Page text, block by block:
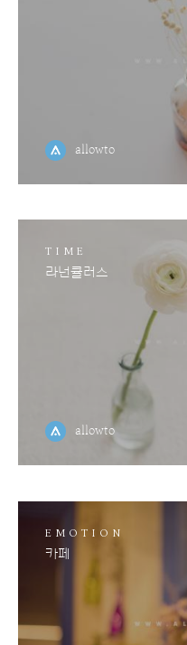
allowto
TIME
라넌큘러스
allowto
EMOTION
카페